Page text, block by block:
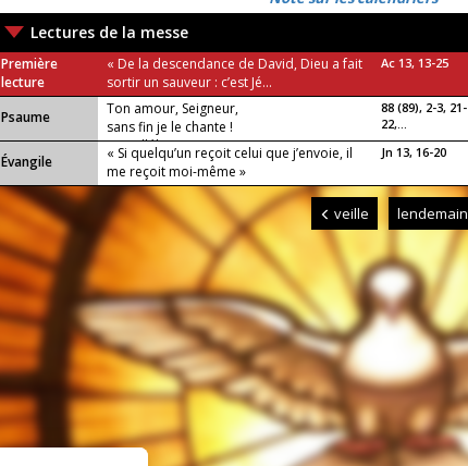
Lectures de la messe
Première
lecture
« De la descendance de David, Dieu a fait
sortir un sauveur : c’est Jé...
Ac 13, 13-25
Psaume
Ton amour, Seigneur,
sans fin je le chante !
ou : Alléluia !
88 (89), 2-3, 21-
22,...
Évangile
« Si quelqu’un reçoit celui que j’envoie, il
me reçoit moi-même »
Jn 13, 16-20
veille lendemain